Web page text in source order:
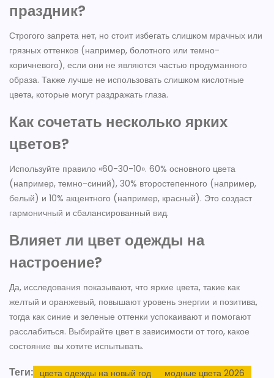
праздник?
Строгого запрета нет, но стоит избегать слишком мрачных или
грязных оттенков (например, болотного или темно-
коричневого), если они не являются частью продуманного
образа. Также лучше не использовать слишком кислотные
цвета, которые могут раздражать глаза.
Как сочетать несколько ярких
цветов?
Используйте правило «60-30-10». 60% основного цвета
(например, темно-синий), 30% второстепенного (например,
белый) и 10% акцентного (например, красный). Это создаст
гармоничный и сбалансированный вид.
Влияет ли цвет одежды на
настроение?
Да, исследования показывают, что яркие цвета, такие как
желтый и оранжевый, повышают уровень энергии и позитива,
тогда как синие и зеленые оттенки успокаивают и помогают
расслабиться. Выбирайте цвет в зависимости от того, какое
состояние вы хотите испытывать.
Теги: цвета одежды на новый год
модные цвета 2026